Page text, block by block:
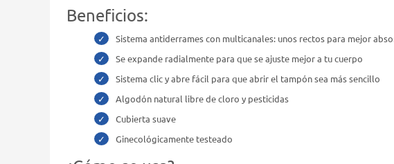
Beneficios:
Sistema antiderrames con multicanales: unos rectos para mejor
Se expande radialmente para que se ajuste mejor a tu cuerpo
Sistema clic y abre fácil para que abrir el tampón sea más sencillo
Algodón natural libre de cloro y pesticidas
Cubierta suave
Ginecológicamente testeado